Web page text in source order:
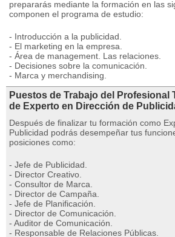
prepararás mediante la formación en las
componen el programa de estudio:
- Introducción a la publicidad.
- El marketing en la empresa.
- Área de management. Las relaciones.
- Decisiones sobre la comunicación.
- Marca y merchandising.
Puestos de Trabajo del Profesional
de Experto en Dirección de
Después de finalizar tu formación como
Publicidad podrás desempeñar tus
posiciones como:
- Jefe de Publicidad.
- Director Creativo.
- Consultor de Marca.
- Director de Campaña.
- Jefe de Planificación.
- Director de Comunicación.
- Auditor de Comunicación.
- Responsable de Relaciones Públicas.